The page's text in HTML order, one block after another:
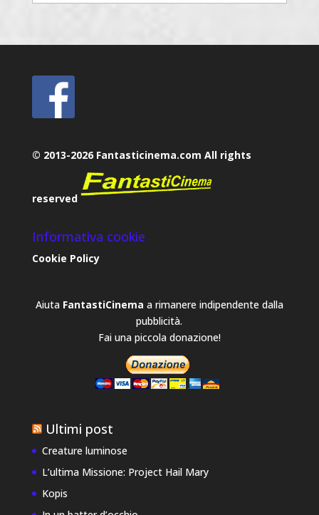
© 2013-2026 Fantasticinema.com All rights
reserved
Informativa cookie
Cookie Policy
Aiuta FantastiCinema a rimanere indipendente dalla
pubblicità.
Fai una piccola donazione!
Ultimi post
Creature luminose
L’ultima Missione: Project Hail Mary
Kopis